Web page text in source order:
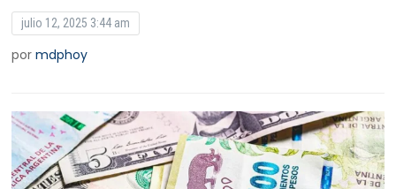
julio 12, 2025 3:44 am
pormdphoy